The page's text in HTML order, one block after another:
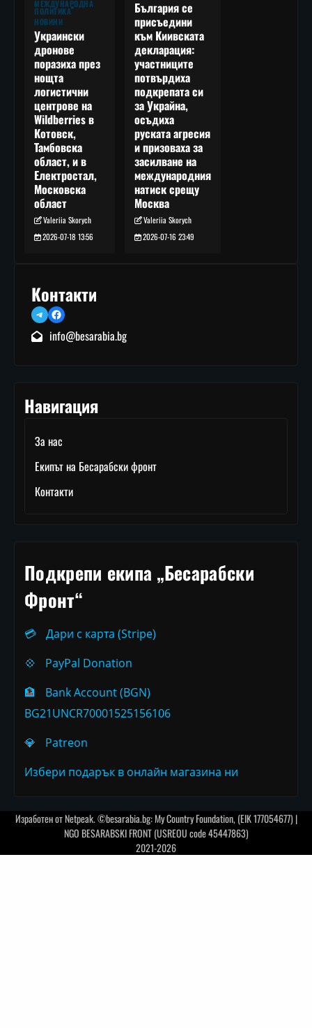
МЕЖДУНАРОДНА
ПОЛИТИКА
НОВИНИ
Украински
дронове
поразиха през
нощта
логистични
центрове на
Wildberries в
Котовск,
Тамбовска
област, и в
Електростал,
Московска
област
Valeriia Skorych
2026-07-18 13:56
България се
присъедини
към Киивската
декларация:
участниците
потвърдиха
подкрепата си
за Украйна,
осъдиха
руската агресия
и призоваха за
засилване на
международния
натиск срещу
Москва
Valeriia Skorych
2026-07-16 23:49
Контакти
TelegramFacebook
info@besarabia.bg
Навигация
За нас
Екипът на Бесарабски фронт
Контакти
Подкрепи екипа „Бесарабски
Фронт“
💳
Дари с карта (Stripe)
💠
PayPal Donation
🏦
Bank Account (BGN)
BG21UNCR70001525156106
💎
Patreon
Избери подарък в онлайн магазина ни
Изработен отNetpeak. ©besarabia.bg: My Country Foundation, (EIK 177054677) |
NGO BESARABSKI FRONT (USREOU code 45447863)
2021-2026